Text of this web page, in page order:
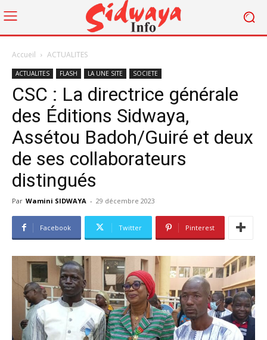
Accueil ACTUALITES
ACTUALITES FLASH LA UNE SITE SOCIETE
CSC : La directrice générale
des Éditions Sidwaya,
Assétou Badoh/Guiré et deux
de ses collaborateurs
distingués
Par Wamini SIDWAYA - 29 décembre 2023
Facebook Twitter Pinterest